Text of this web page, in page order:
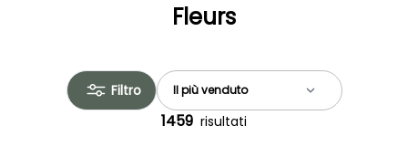
Fleurs
Filtro
1459 risultati